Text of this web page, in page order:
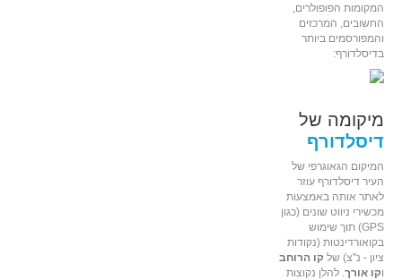
המקומות הפופולרים,
החשובים, המרכזים
והמפורסמים ביותר
בדיסלדורף:
מיקומה של
דיסלדורף
המיקום הגאוגרפי של
העיר דיסלדורף עוזר
לאתר אותה באמצעות
מכשירי ניווט שונים (כגון
GPS) תוך שימוש
בקואורדינטות (נקודות
ציון - נ"צ) של קו הרוחב
וקו אורך. להלן נקוצות